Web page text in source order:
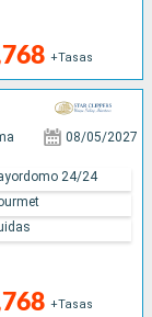
+Tasas
08/05/2027
+Tasas
24/24